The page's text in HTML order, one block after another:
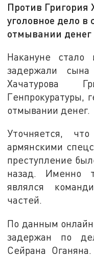
Против Григория
уголовное дело в
отмывании денег
Накануне стало
задержали
Хачатурова
Генпрокуратуры,
отмывании денег.
Уточняется,
армянскими
преступление
назад. Именно
являлся
частей.
По данным
задержан по
Сейрана